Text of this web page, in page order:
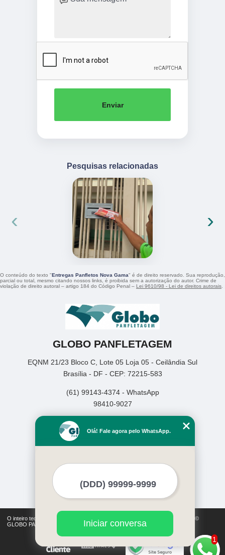
Enviar
Pesquisas relacionadas
‹ ›
O conteúdo do texto "Entregas Panfletos Nova Gama" é de direito reservado. Sua reprodução,
parcial ou total, mesmo citando nossos links, é proibida sem a autorização do autor. Crime de
violação de direito autoral – artigo 184 do Código Penal – Lei 9610/98 - Lei de direitos autorais
GLOBO PANFLETAGEM
EQNM 21/23 Bloco C, Lote 05 Loja 05 - Ceilândia Sul
Brasília - DF - CEP: 72215-583
(61) 99143-4374 - WhatsApp
98410-9027
Empresa
Missão
Mapa do site
O inteiro teor deste site está sujeito à proteção de direitos autorais. Copyright©
GLOBO PANFLETAGEM (Lei 9610 de 19/02/1998)
1
Olá! Fale agora pelo WhatsApp.
Iniciar conversa